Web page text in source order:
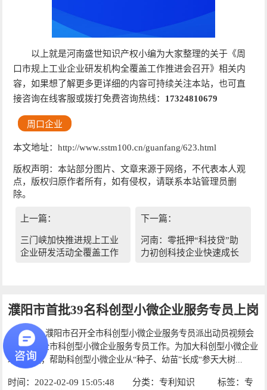
以上就是河南盛世知识产权小编为大家整理的关于《周
口市规上工业企业研发机构全覆盖工作推进会召开》相关内
容，如果想了解更多更详细的内容可持续关注本站，也可直
接咨询在线客服或拨打免费咨询热线： 17324810679
周口企业
本文地址：http://www.sstm100.cn/guanfang/623.html
版权声明：本站部分图片、文章来源于网络，不代表本人观
点，版权归原作者所有，如有侵权，请联系本站管理员删
除。
上一篇：
三门峡加快推进规上工业
企业研发活动全覆盖工作
下一篇：
河南：零抵押“科技贷”助
力初创科技企业快速成长
濮阳市首批39名科创型小微企业服务专员上岗
1月14日，濮阳市召开全市科创型小微企业服务专员派出动员视频会
议，部署全市科创型小微企业服务专员工作。为加大科创型小微企业
培育力度，帮助科创型小微企业从“种子、幼苗”长成“参天大树...
时间：2022-02-09 15:05:48 分类：专利知识 标签： 专